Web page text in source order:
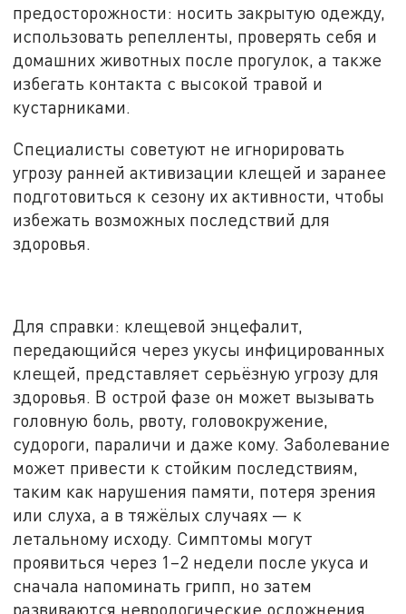
предосторожности: носить закрытую одежду,
использовать репелленты, проверять себя и
домашних животных после прогулок, а также
избегать контакта с высокой травой и
кустарниками.
Специалисты советуют не игнорировать
угрозу ранней активизации клещей и заранее
подготовиться к сезону их активности, чтобы
избежать возможных последствий для
здоровья.
Для справки: клещевой энцефалит,
передающийся через укусы инфицированных
клещей, представляет серьёзную угрозу для
здоровья. В острой фазе он может вызывать
головную боль, рвоту, головокружение,
судороги, параличи и даже кому. Заболевание
может привести к стойким последствиям,
таким как нарушения памяти, потеря зрения
или слуха, а в тяжёлых случаях — к
летальному исходу. Симптомы могут
проявиться через 1–2 недели после укуса и
сначала напоминать грипп, но затем
развиваются неврологические осложнения.